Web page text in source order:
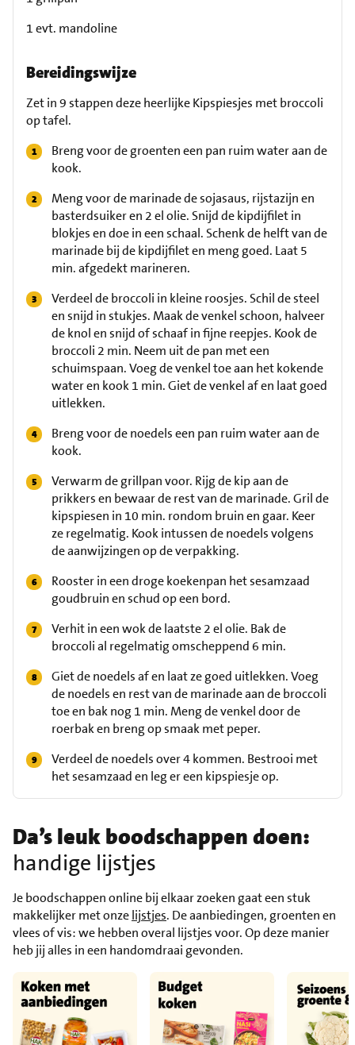
1 evt. mandoline
Bereidingswijze
Zet in 9 stappen deze heerlijke Kipspiesjes met broccoli
op tafel.
Breng voor de groenten een pan ruim water aan de
kook.
Meng voor de marinade de sojasaus, rijstazijn en
basterdsuiker en 2 el olie. Snijd de kipdijfilet in
blokjes en doe in een schaal. Schenk de helft van de
marinade bij de kipdijfilet en meng goed. Laat 5
min. afgedekt marineren.
Verdeel de broccoli in kleine roosjes. Schil de steel
en snijd in stukjes. Maak de venkel schoon, halveer
de knol en snijd of schaaf in fijne reepjes. Kook de
broccoli 2 min. Neem uit de pan met een
schuimspaan. Voeg de venkel toe aan het kokende
water en kook 1 min. Giet de venkel af en laat goed
uitlekken.
Breng voor de noedels een pan ruim water aan de
kook.
Verwarm de grillpan voor. Rijg de kip aan de
prikkers en bewaar de rest van de marinade. Gril de
kipspiesen in 10 min. rondom bruin en gaar. Keer
ze regelmatig. Kook intussen de noedels volgens
de aanwijzingen op de verpakking.
Rooster in een droge koekenpan het sesamzaad
goudbruin en schud op een bord.
Verhit in een wok de laatste 2 el olie. Bak de
broccoli al regelmatig omscheppend 6 min.
Giet de noedels af en laat ze goed uitlekken. Voeg
de noedels en rest van de marinade aan de broccoli
toe en bak nog 1 min. Meng de venkel door de
roerbak en breng op smaak met peper.
Verdeel de noedels over 4 kommen. Bestrooi met
het sesamzaad en leg er een kipspiesje op.
Da’s leuk boodschappen doen:
handige lijstjes
Je boodschappen online bij elkaar zoeken gaat een stuk
makkelijker met onzelijstjes. De aanbiedingen, groenten en
vlees of vis: we hebben overal lijstjes voor. Op deze manier
heb jij alles in een handomdraai gevonden.